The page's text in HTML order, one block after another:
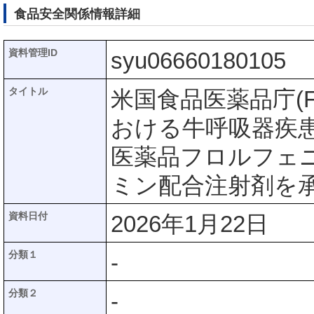
食品安全関係情報詳細
資料管理ID syu06660180105
タイトル
米国食品医薬品庁
おける牛呼吸器疾
医薬品フロルフェ
ミン配合注射剤を
資料日付 2026年1月22日
分類１ -
分類２ -